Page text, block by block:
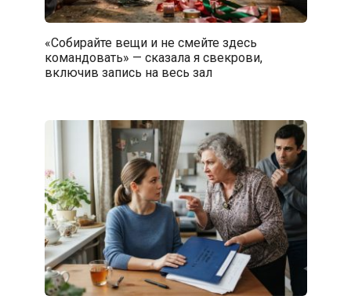
«Собирайте вещи и не смейте здесь
командовать» — сказала я свекрови,
включив запись на весь зал